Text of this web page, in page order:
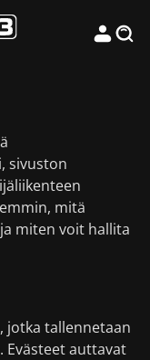
sivuston
mitä
miten voit hallita
jotka tallennetaan
Evästeet auttavat